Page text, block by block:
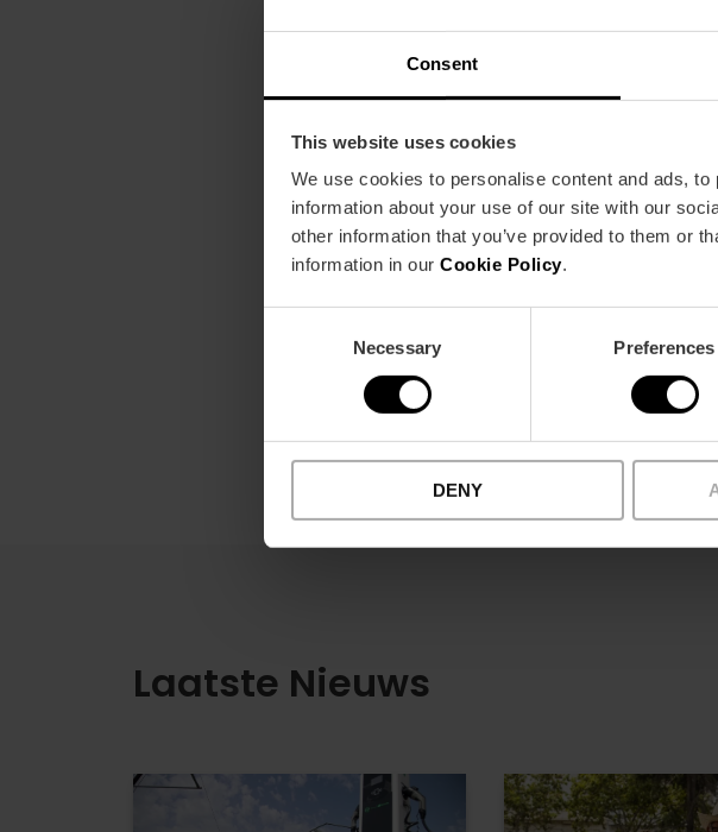
Consent
This website uses cookies
We use cookies to personalise content and ads,
information about your use of our site with our
other information that you’ve provided to them or
information in our Cookie Policy.
Necessary Preferences
DENY
El
met
omvat
van de
locatie als
museum,
Laatste Nieuws